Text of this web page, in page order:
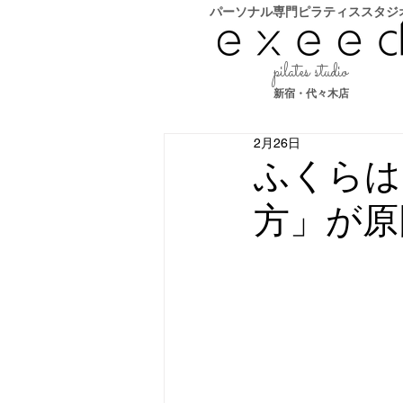
パーソナル専門ピラティススタジ
pilates studio
新宿・代々木店
ふくら
方」が
2月26日